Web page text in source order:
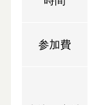
参加費